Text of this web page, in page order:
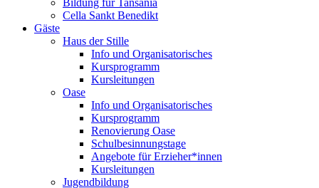
Bildung für Tansania
Cella Sankt Benedikt
Gäste
Haus der Stille
Info und Organisatorisches
Kursprogramm
Kursleitungen
Oase
Info und Organisatorisches
Kursprogramm
Renovierung Oase
Schulbesinnungstage
Angebote für Erzieher*innen
Kursleitungen
Jugendbildung